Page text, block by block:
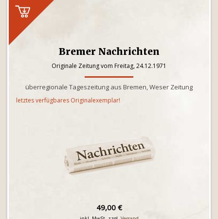
Bremer Nachrichten
Originale Zeitung vom Freitag, 24.12.1971
überregionale Tageszeitung aus Bremen, Weser Zeitung
letztes verfügbares Originalexemplar!
49,00 €